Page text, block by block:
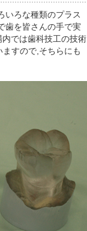
いろな種類のプラス
歯を皆さんの手で実
では歯科技工の技術
すので,そちらにも